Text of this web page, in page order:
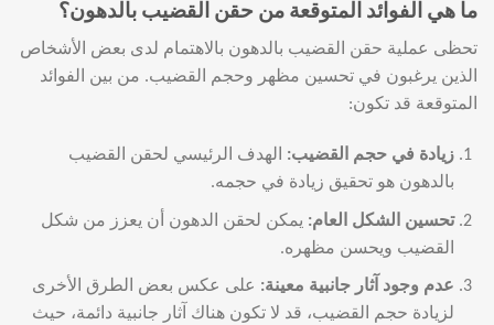
ما هي الفوائد المتوقعة من حقن القضيب بالدهون؟
تحظى عملية حقن القضيب بالدهون بالاهتمام لدى بعض الأشخاص
الذين يرغبون في تحسين مظهر وحجم القضيب. من بين الفوائد
المتوقعة قد تكون:
زيادة في حجم القضيب: الهدف الرئيسي لحقن القضيب
بالدهون هو تحقيق زيادة في حجمه.
تحسين الشكل العام: يمكن لحقن الدهون أن يعزز من شكل
القضيب ويحسن مظهره.
عدم وجود آثار جانبية معينة: على عكس بعض الطرق الأخرى
لزيادة حجم القضيب، قد لا تكون هناك آثار جانبية دائمة، حيث